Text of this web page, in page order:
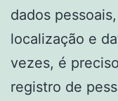
dados
localização e
vezes, é
registro de